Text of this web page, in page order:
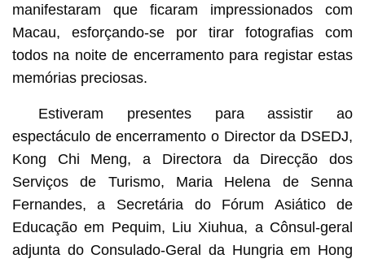
manifestaram que ficaram impressionados com
Macau, esforçando-se por tirar fotografias com
todos na noite de encerramento para registar estas
memórias preciosas.
Estiveram presentes para assistir ao
espectáculo de encerramento o Director da DSEDJ,
Kong Chi Meng, a Directora da Direcção dos
Serviços de Turismo, Maria Helena de Senna
Fernandes, a Secretária do Fórum Asiático de
Educação em Pequim, Liu Xiuhua, a Cônsul-geral
adjunta do Consulado-Geral da Hungria em Hong